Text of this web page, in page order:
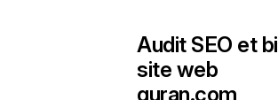
Audit SEO et
site web
quran.com